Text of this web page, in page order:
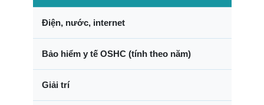
Điện, nước, internet
Bảo hiểm y tế OSHC (tính theo năm)
Giải trí